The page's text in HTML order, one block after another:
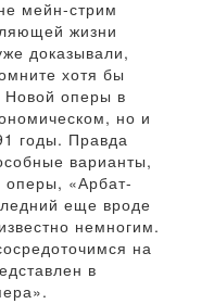
мейн-стрим
жизни
доказывали,
хотя бы
Новой оперы в
но и
годы. Правда
варианты,
оперы, «Арбат-
еще вроде
немногим.
на
в